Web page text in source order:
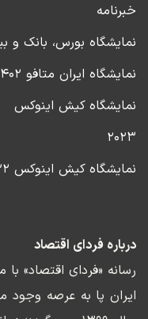
خبرنامه
نمایشگاه بورس، بانک و
نمایشگاه ایران متافو ۱۴۰۲
نمایشگاه کیش اینوکس
۲۰۲۳
نمایشگاه کیش اینوکس ۲۰۲۲
درباره فردای اقتصاد
رسانه «فردای اقتصاد»
ایران پا به عرصه وجود